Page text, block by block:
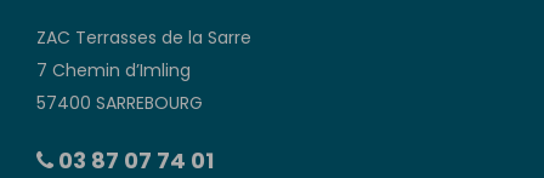
ZAC Terrasses de la Sarre
7 Chemin d’Imling
57400 SARREBOURG
03 87 07 74 01